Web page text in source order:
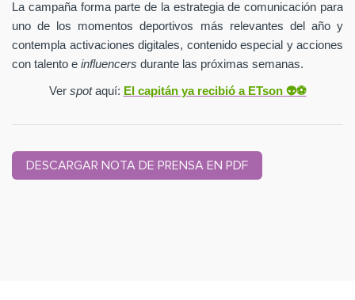
La campaña forma parte de la estrategia de comunicación para
uno de los momentos deportivos más relevantes del año y
contempla activaciones digitales, contenido especial y acciones
con talento e influencers durante las próximas semanas.
Ver spotaquí: El capitán ya recibió a ETson 👽⚽️
DESCARGAR NOTA DE PRENSA EN PDF